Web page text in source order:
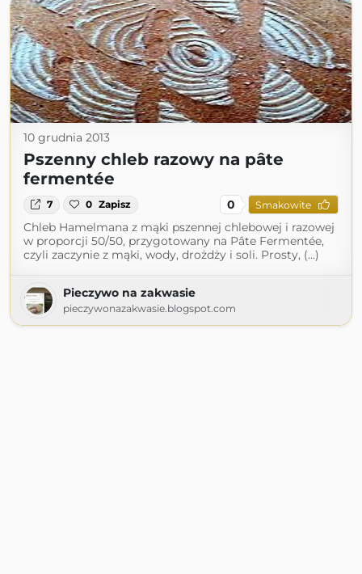
10 grudnia 2013
Pszenny chleb razowy na pâte
fermentée
7 0 Zapisz 0 Smakowite
Chleb Hamelmana z mąki pszennej chlebowej i razowej
w proporcji 50/50, przygotowany na Pâte Fermentée,
czyli zaczynie z mąki, wody, drożdży i soli. Prosty, (...)
Pieczywo na zakwasie
pieczywonazakwasie.blogspot.com